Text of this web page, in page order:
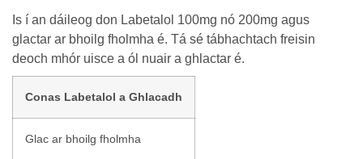
Is í an dáileog don Labetalol 100mg nó 200mg agus
glactar ar bhoilg fholmha é. Tá sé tábhachtach freisin
deoch mhór uisce a ól nuair a ghlactar é.
Conas Labetalol a Ghlacadh
Glac ar bhoilg fholmha